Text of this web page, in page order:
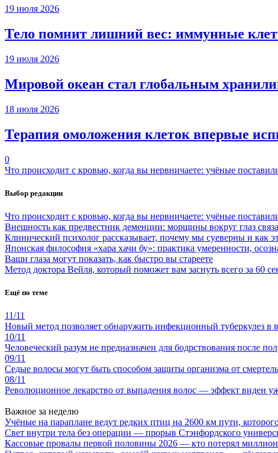
19 июля 2026
Тело помнит лишний вес: иммунные
19 июля 2026
Мировой океан стал глобальным
18 июля 2026
Терапия омоложения клеток впервые
0
Что происходит с кровью, когда вы нервничаете: учёные
Выбор редакции
Что происходит с кровью, когда вы нервничаете: учёные
Внешность как предвестник деменции: морщины вокруг глаз
Клинический психолог рассказывает, почему мы суеверны и как
Японская философия «хара хачи бу»: практика умеренности,
Ваши глаза могут показать, как быстро вы стареете
Метод доктора Вейля, который поможет вам заснуть всего за 60
Ещё по теме
11/11
Новый метод позволяет обнаружить инфекционный туберкулез в
10/11
Человеческий разум не предназначен для бодрствования после
09/11
Седые волосы могут быть способом защиты организма от
08/11
Революционное лекарство от выпадения волос — эффект виден
Важное за неделю
Учёные на параплане ведут редких птиц на 2600 км пути,
Свет внутри тела без операции — прорыв Стэнфордского
Кассовые провалы первой половины 2026 — кто потерял